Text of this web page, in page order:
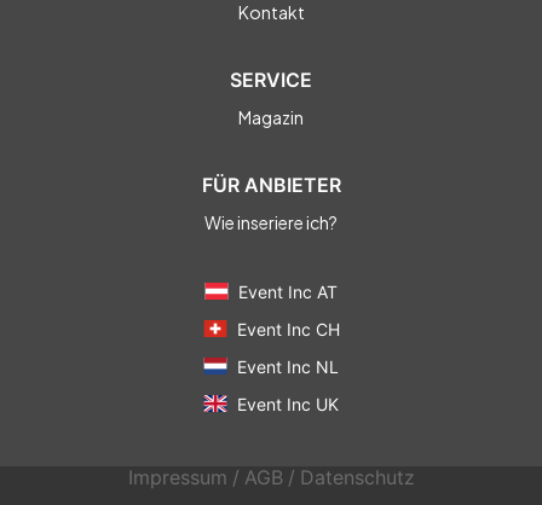
Kontakt
SERVICE
Magazin
FÜR ANBIETER
Wie inseriere ich?
Event Inc AT
Event Inc CH
Event Inc NL
Event Inc UK
Impressum / AGB / Datenschutz